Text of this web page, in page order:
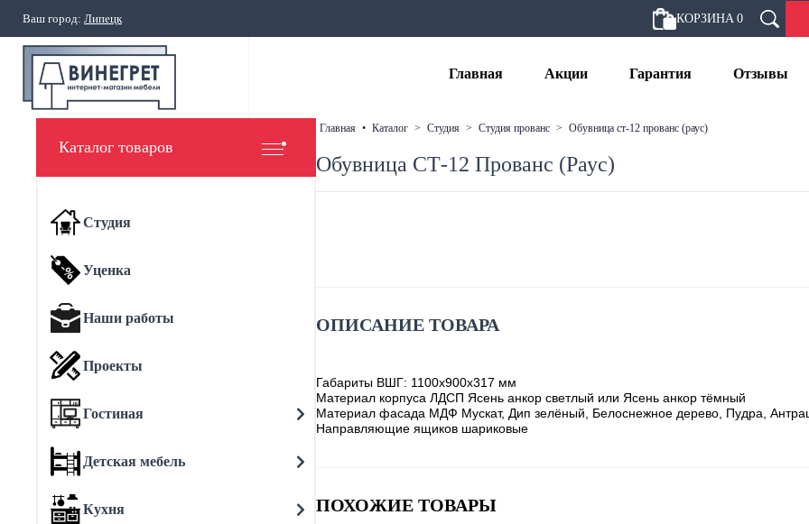
Ваш город: Липецк КОРЗИНА 0
Главная Акции Гарантия Отзывы
Каталог товаров
Студия
Уценка
Наши работы
Проекты
Гостиная
Детская мебель
Кухня
главная • каталог > студия > студия прованс > обувница ст-12 прованс (раус)
Обувница СТ-12 Прованс (Раус)
ОПИСАНИЕ ТОВАРА
Габариты ВШГ: 1100х900х317 мм
Материал корпуса ЛДСП Ясень анкор светлый или Ясень анкор тёмный
Материал фасада МДФ Мускат, Дип зелёный, Белоснежное дерево, Пудра,
Направляющие ящиков шариковые
ПОХОЖИЕ ТОВАРЫ